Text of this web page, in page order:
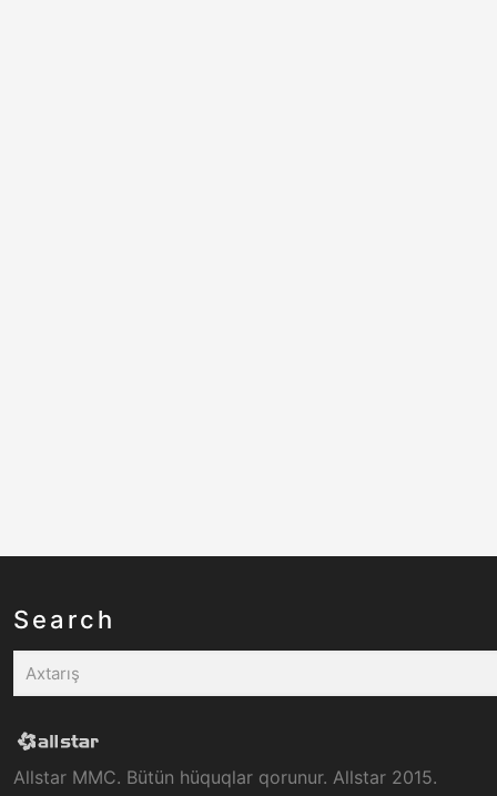
Search
Allstar MMC. Bütün hüquqlar qorunur. Allstar 2015.